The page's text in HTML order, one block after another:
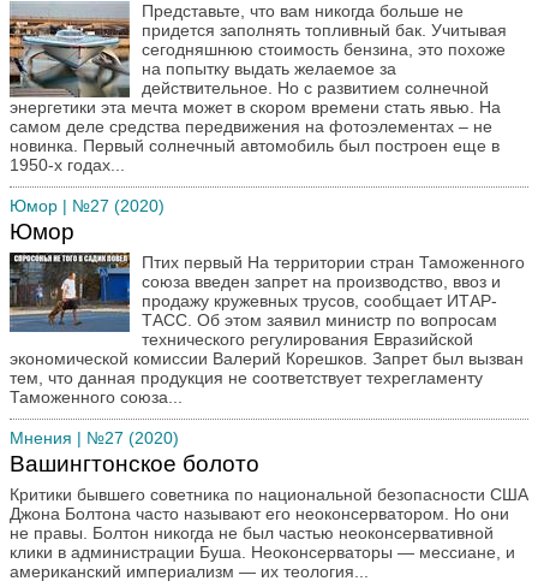
Представьте, что вам никогда больше не
придется заполнять топливный бак. Учитывая
сегодняшнюю стоимость бензина, это похоже
на попытку выдать желаемое за
действительное. Но с развитием солнечной
энергетики эта мечта может в скором времени стать явью. На
самом деле средства передвижения на фотоэлементах – не
новинка. Первый солнечный автомобиль был построен еще в
1950-х годах...
Юмор | №27 (2020)
Юмор
Птих первый На территории стран Таможенного
союза введен запрет на производство, ввоз и
продажу кружевных трусов, сообщает ИТАР-
ТАСС. Об этом заявил министр по вопросам
технического регулирования Евразийской
экономической комиссии Валерий Корешков. Запрет был вызван
тем, что данная продукция не соответствует техрегламенту
Таможенного союза...
Мнения | №27 (2020)
Вашингтонское болото
Критики бывшего советника по национальной безопасности США
Джона Болтона часто называют его неоконсерватором. Но они
не правы. Болтон никогда не был частью неоконсервативной
клики в администрации Буша. Неоконсерваторы — мессиане, и
американский империализм — их теология...